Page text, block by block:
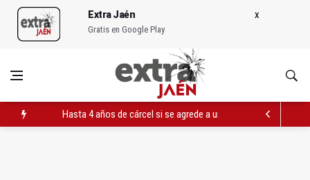
Extra Jaén
Gratis en Google Play
Hasta 4 años de cárcel si se agrede a un funcionario de